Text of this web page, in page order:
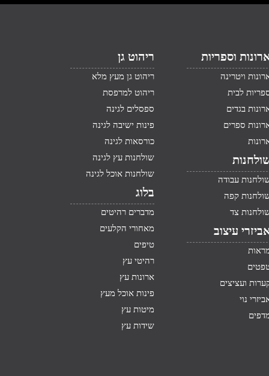
וספריות
ויטרינה
לבית
בגדים
ספרים
עבודה
קפה
צד
עיצוב
ועציצים
נוי
ריהוט גן
ריהוט גן מעץ מלא
ריהוט למרפסת
ספסלים לגינה
פינות ישיבה לגינה
כורסאות לגינה
שולחנות עץ לגינה
שולחנות אוכל לגינה
בלוג
מדברים רהיטים
מאחורי הקלעים
טיפים
רהיטי עץ
ארונות עץ
פינות אוכל מעץ
מיטות עץ
שידות עץ